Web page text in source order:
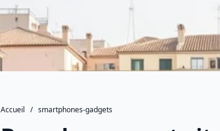
Accueil / smartphones-gadgets